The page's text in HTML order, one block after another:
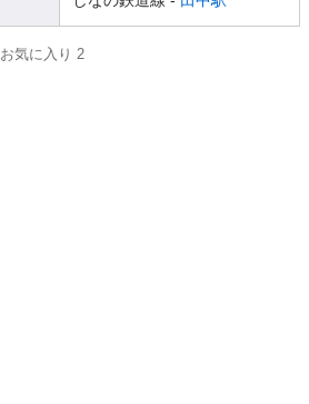
お気に入り 2